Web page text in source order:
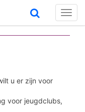
u er zijn voor
voor jeugdclubs,